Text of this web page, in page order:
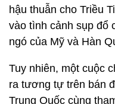
hậu thuẫn cho Triều
vào tình cảnh sụp đổ
ngó của Mỹ và Hàn
Tuy nhiên, một cuộc
ra tương tự trên bán
Trung Quốc cùng